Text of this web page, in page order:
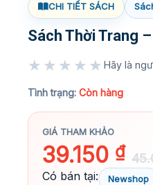
CHI TIẾT SÁCH
Sách Thời Trang
★★★★★ Hãy là
Tình trạng: Còn hàng
GIÁ THAM KHẢO
39.150 ₫
Có bán tại:
Newshop